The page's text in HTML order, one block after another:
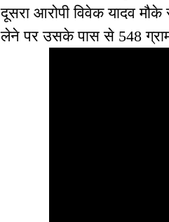
दूसरा आरोपी विवेक यादव
लेने पर उसके पास से 548